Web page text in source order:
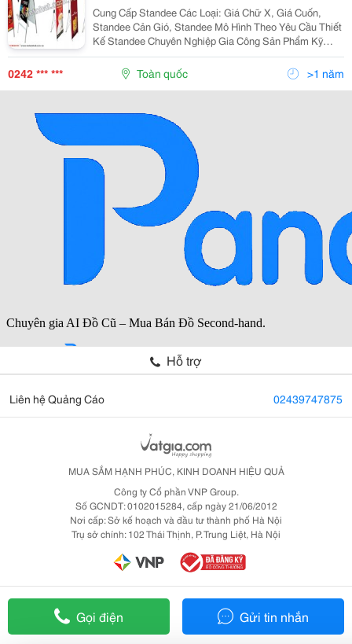
Cung Cấp Standee Các Loại: Giá Chữ X, Giá Cuốn,
Standee Cản Gió, Standee Mô Hình Theo Yêu Cầu Thiết
Kế Standee Chuyên Nghiệp Gia Công Sản Phẩm Kỹ
Càng Giá Rẻ, Cạnh Tranh Nhất Thị Trường Công Ty Tnhh
Quảng Cáo Và In Ấn Việt Nhật Là Đơn Vị
0242 *** *** Toàn quốc >1 năm
Gọi điện Gửi tin nhắn
Hỗ trợ
Liên hệ Quảng Cáo 02439747875
MUA SẮM HẠNH PHÚC, KINH DOANH HIỆU QUẢ
Công ty Cổ phần VNP Group.
Số GCNDT: 0102015284, cấp ngày 21/06/2012
Nơi cấp: Sở kế hoạch và đầu tư thành phố Hà Nội
Trụ sở chính: 102 Thái Thịnh, P. Trung Liệt, Hà Nội